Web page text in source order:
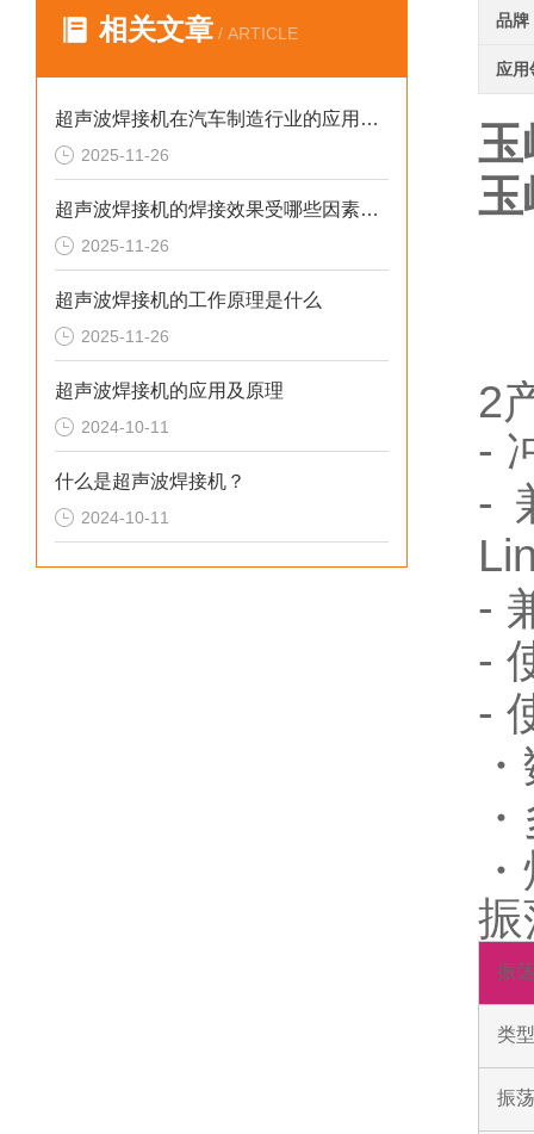
相关文章 / ARTICLE
超声波焊接机在汽车制造行业的应用案例
2025-11-26
超声波焊接机的焊接效果受哪些因素影响
2025-11-26
超声波焊接机的工作原理是什么
2025-11-26
超声波焊接机的应用及原理
2024-10-11
什么是超声波焊接机？
2024-10-11
品牌
应用
玉
玉
2
-
-
-
-
-
振
振
类型
振